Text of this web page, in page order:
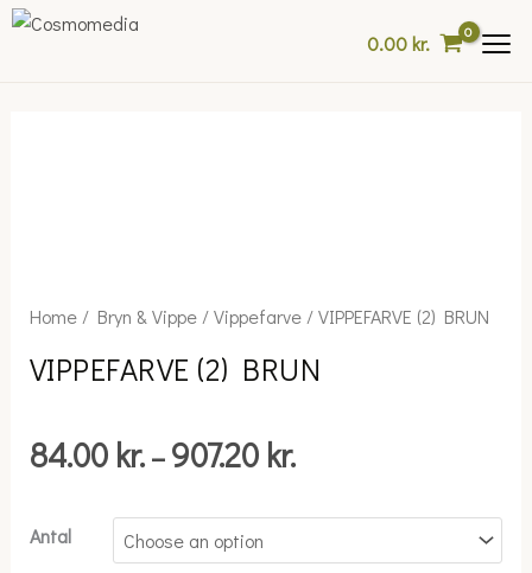
Skip
0.00kr.
Home/ Bryn & Vippe/Vippefarve/ VIPPEFARVE (2) BRUN
VIPPEFARVE (2) BRUN
84.00 kr. – 907.20 kr.
Price
84.00 kr.
Antal
VIPPEFARVE
BRUN